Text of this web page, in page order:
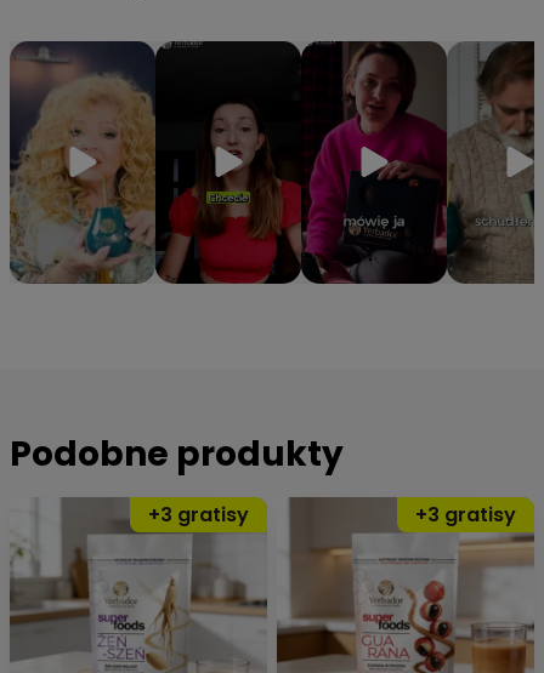
Podobne produkty